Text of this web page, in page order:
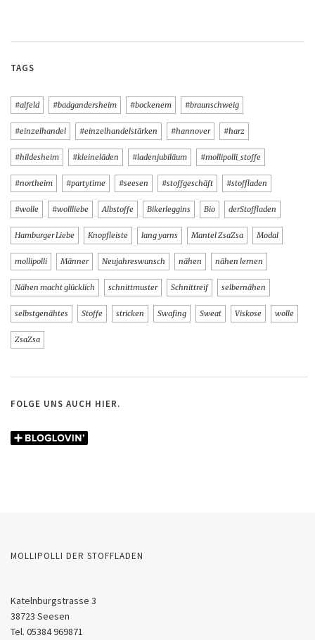
TAGS
#alfeld #badgandersheim #bockenem #braunschweig
#einzelhandel #einzelhandelstärken #hannover #harz
#hildesheim #kleineläden #ladenjubiläum #mollipolli_stoffe
#northeim #partytime #seesen #stoffgeschäft #stoffladen
#wolle #wollliebe Albstoffe Bikerleggins Bio derStoffladen
Hamburger Liebe Knopfleiste lang yarns Mantel ZsaZsa Modal
mollipolli Männer Neujahreswunsch nähen nähen lernen
Nähen macht glücklich schnittmuster Schnittreif selbernähen
selbstgenähtes Stoffe stricken Swafing Sweat Viskose wolle
ZsaZsa
FOLGE UNS AUCH HIER.
MOLLIPOLLI DER STOFFLADEN
Katelnburgstrasse 3
38723 Seesen
Tel. 05384 969871